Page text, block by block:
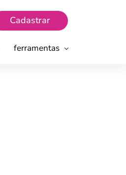
Cadastrar
ferramentas